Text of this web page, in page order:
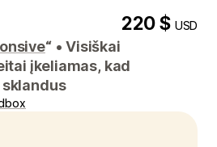
220 $USD
“ • Visiškai
įkeliamas, kad